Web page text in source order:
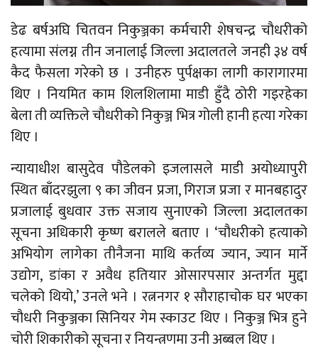
डेढ बर्षअघि चितवन निकुञ्जका कर्मचारी शेषचन्द्र चौधरीको
हत्यामा संलग्न तीन जनालाई जिल्ला अदालतले जनही ३४ वर्ष
कैद फैसला गरेको छ । उनीहरु पुर्पक्षका लागी कारागारमा
थिए । नियमित काम शिलशिलामा माडी हुँदै ठोरी गइरहेका
बेला ती व्यक्तिले चौधरीको निकुञ्ज भित्र गोली हानी हत्या गरेका
थिए ।
न्यायाधीश बासुदेव पौडेलको इजलासले माडी अयोध्यापुरी
स्थित बाँदरझुला ९ का जीवन प्रजा, गिराज प्रजा र मानबहादुर
प्रजालाई बुधवार उक्त सजाय सुनाएको जिल्ला अदालतका
सूचना अधिकारी कृष्ण बरालले बताए । ‘चौधरीको हत्याको
अभियोग लागेका तीनैजना माथि कर्तव्य ज्यान, ज्यान मार्ने
उद्योग, डांका र अवैध हतियार ओसारपसार अन्तर्गत मुद्दा
चलेको थियो,’ उनले भने । रत्ननगर १ सौराहाचोक घर भएका
चौधरी निकुञ्जका सिनियर गेम स्काउट थिए । निकुञ्ज भित्र हुने
चोरी शिकारीको सूचना र नियन्त्रणमा उनी अब्बल थिए ।